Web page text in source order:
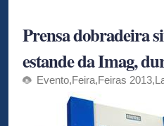
Prensa dobradeira
estande da Imag,
Evento,Feira,Feiras 2013,